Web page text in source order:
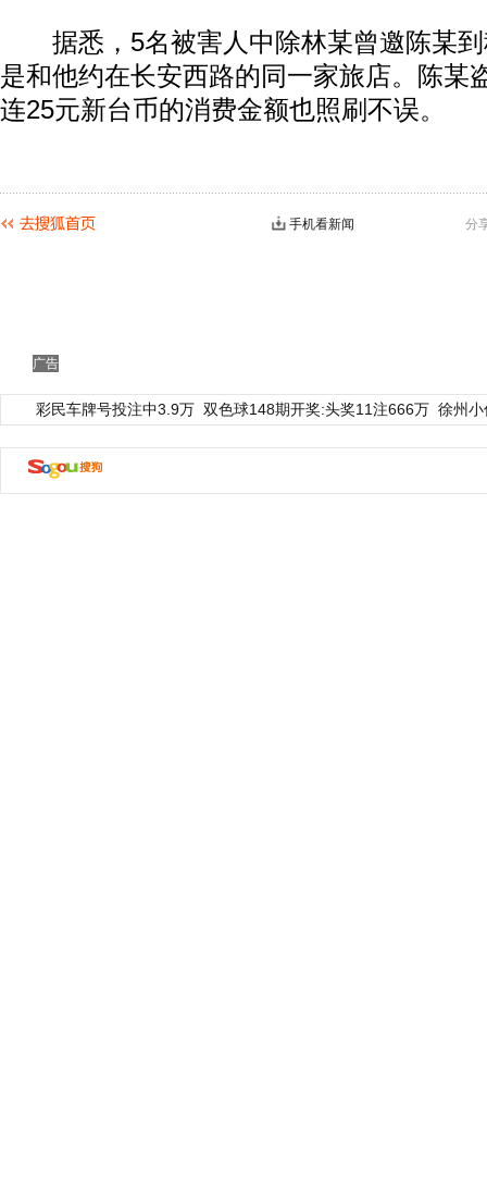
据悉，5名被害人中除林某曾邀陈某到
是和他约在长安西路的同一家旅店。陈某
连25元新台币的消费金额也照刷不误。
分
手机看新闻
广告
彩民车牌号投注中3.9万 双色球148期开奖:头奖11注666万 徐州